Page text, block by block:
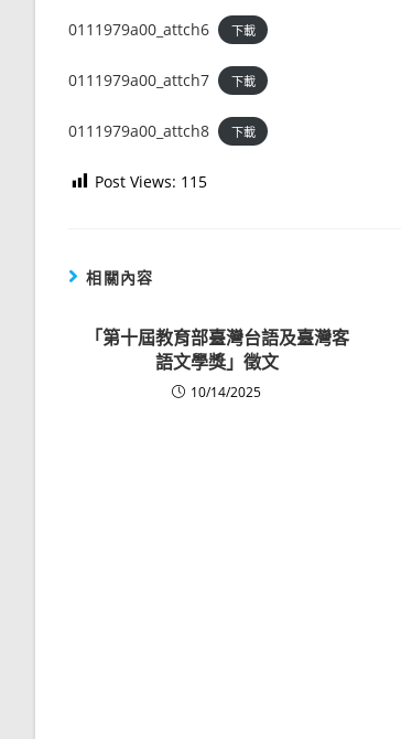
0111979a00_attch6 下載
0111979a00_attch7 下載
0111979a00_attch8 下載
Post Views: 115
相關內容
「第十屆教育部臺灣台語及臺灣客
語文學獎」徵文
10/14/2025